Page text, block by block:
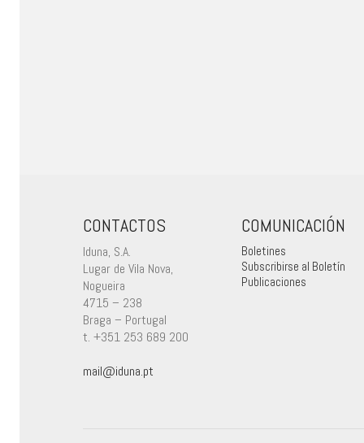
CONTACTOS
Iduna, S.A.
Lugar de Vila Nova,
Nogueira
4715 – 238
Braga – Portugal
t. +351 253 689 200
mail@iduna.pt
COMUNICACIÓN
Boletines
Subscribirse al Boletín
Publicaciones